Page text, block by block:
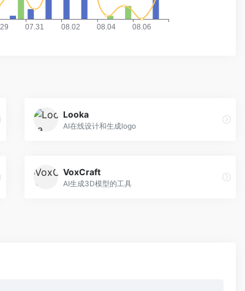
Looka
AI在线设计和生成logo
VoxCraft
AI生成3D模型的工具